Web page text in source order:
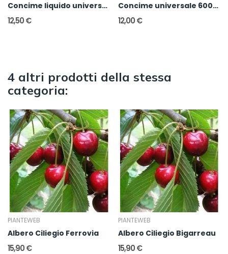
Concime liquido universale 1l
12,50 €
Concime universale 600gr
12,00 €
4 altri prodotti della stessa
categoria:
PIANTEWEB
Albero Ciliegio Ferrovia
15,90 €
PIANTEWEB
Albero Ciliegio Bigarreau
15,90 €